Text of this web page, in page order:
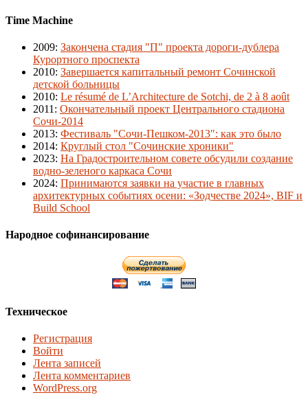
Time Machine
2009: Закончена стадия "П" проекта дороги-дублера
Курортного проспекта
2010: Завершается капитальный ремонт Сочинской
детской больницы
2010: Le résumé de L’Architecture de Sotchi, de 2 à 8 août
2011 : Окончательный проект Центрального стадиона
Сочи-2014
2013: Фестиваль "Сочи-Пешком-2013": как это было
2014: Круглый стол "Сочинские хроники"
2023: На Градостроительном совете обсудили создание
водно-зеленого каркаса Сочи
2024: Принимаются заявки на участие в главных
архитектурных событиях осени: «Зодчестве 2024», BIF и
Build School
Народное софинансирование
Техническое
Регистрация
Войти
Лента записей
Лента комментариев
WordPress.org